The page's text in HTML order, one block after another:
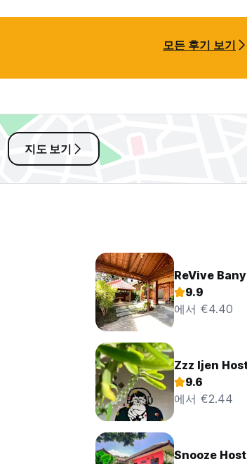
모든 후기 보기
지도 보기
ReVive
9.9
에서 €4.40
Zzz Ijen
9.6
에서 €2.44
Snooze